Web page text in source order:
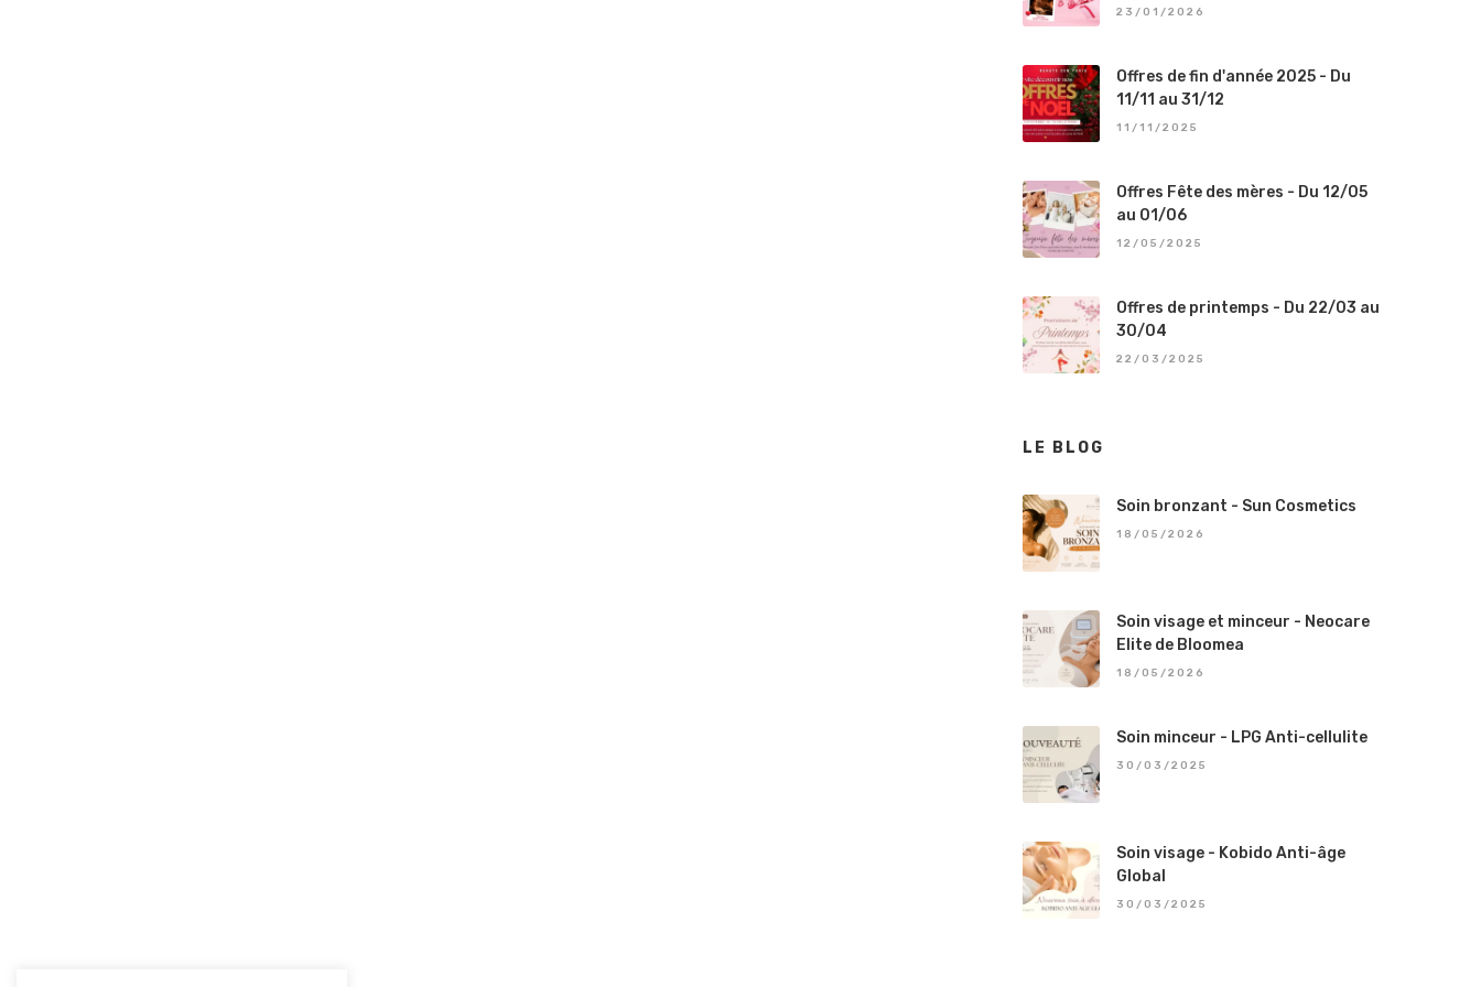
23/01/2026
Offres de fin d'année 2025 - Du
11/11 au 31/12
11/11/2025
Offres Fête des mères - Du 12/05
au 01/06
12/05/2025
Offres de printemps - Du 22/03 au
30/04
22/03/2025
LE BLOG
Soin bronzant - Sun Cosmetics
18/05/2026
Soin visage et minceur - Neocare
Elite de Bloomea
18/05/2026
Soin minceur - LPG Anti-cellulite
30/03/2025
Soin visage - Kobido Anti-âge
Global
30/03/2025